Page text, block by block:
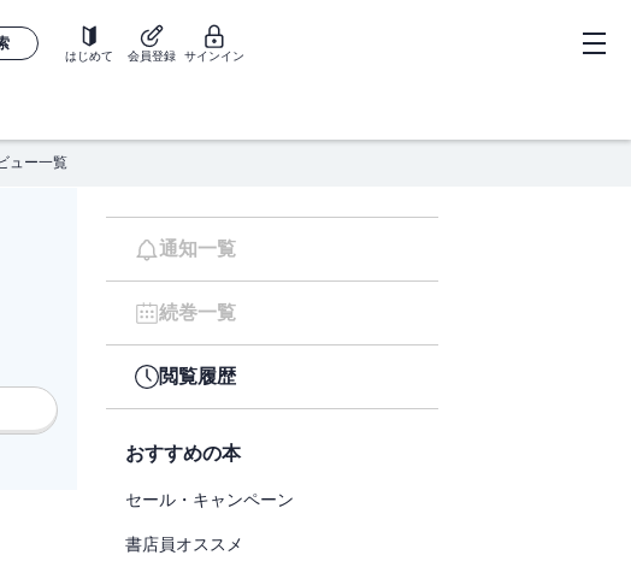
はじめて 会員登録 サインイン
ュー一覧
通知一覧
続巻一覧
閲覧履歴
おすすめの本
セール・キャンペーン
書店員オススメ